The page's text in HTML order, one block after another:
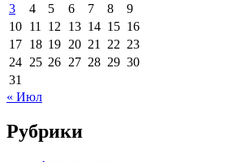
3
4 5 6 7 8
9
10 11 12 13 14 15 16
17 18 19 20 21 22 23
24 25 26 27 28 29 30
31
« Июл
Рубрики